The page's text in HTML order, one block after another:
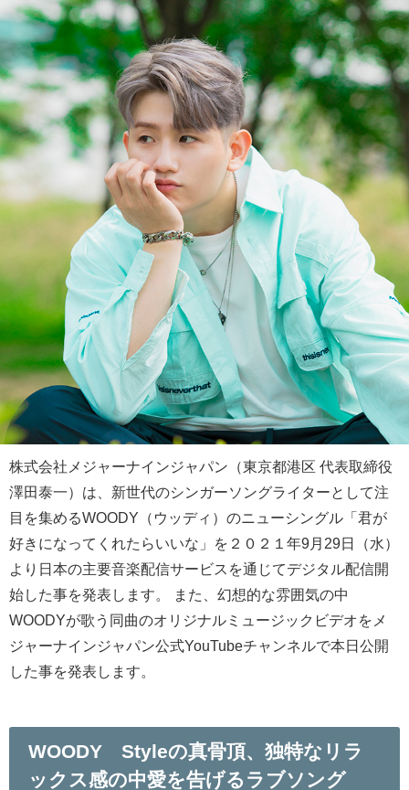
株式会社メジャーナインジャパン（東京都港区 代表取締役
澤田泰一）は、新世代のシンガーソングライターとして注
目を集めるWOODY（ウッディ）のニューシングル「君が
好きになってくれたらいいな」を２０２１年9月29日（水）
より日本の主要音楽配信サービスを通じてデジタル配信開
始した事を発表します。 また、幻想的な雰囲気の中
WOODYが歌う同曲のオリジナルミュージックビデオをメ
ジャーナインジャパン公式YouTubeチャンネルで本日公開
した事を発表します。
WOODY Styleの真骨頂、独特なリラ
ックス感の中愛を告げるラブソング